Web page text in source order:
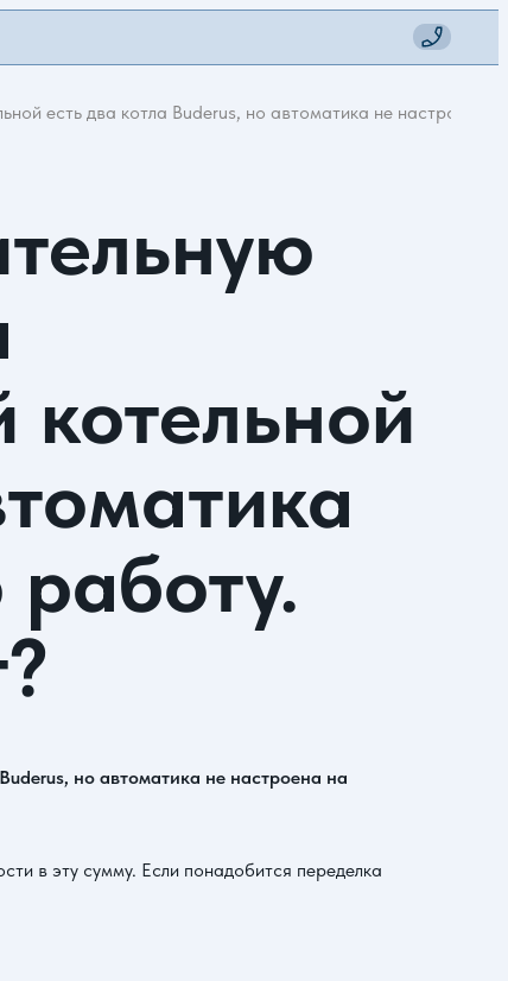
есть два котла Buderus, но автоматика не настроена
но автоматика не настроена на
в эту сумму. Если понадобится переделка